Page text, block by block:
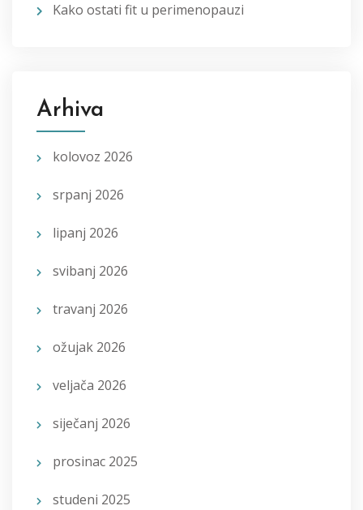
Kako ostati fit u perimenopauzi
Arhiva
kolovoz 2026
srpanj 2026
lipanj 2026
svibanj 2026
travanj 2026
ožujak 2026
veljača 2026
siječanj 2026
prosinac 2025
studeni 2025